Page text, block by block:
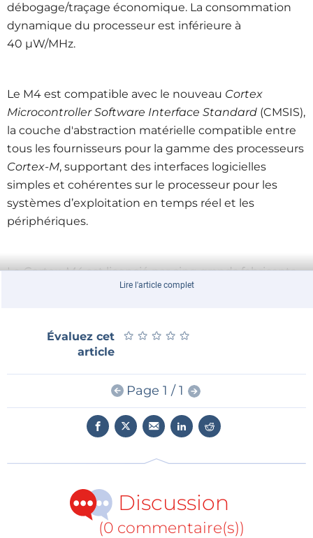
débogage/traçage économique. La consommation
dynamique du processeur est inférieure à
40 µW/MHz.
Le M4 est compatible avec le nouveau Cortex
Microcontroller Software Interface Standard (CMSIS),
la couche d'abstraction matérielle compatible entre
tous les fournisseurs pour la gamme des processeurs
Cortex-M, supportant des interfaces logicielles
simples et cohérentes sur le processeur pour les
systèmes d’exploitation en temps réel et les
périphériques.
LeCortex-M4est licencié par cinq grands fabricants
de semi-conducteurs pour microcontrôleurs, dont
Lire l'article complet
Évaluez cet
article
★ ★ ★ ★ ★
★ ★ ★ ★ ★
Page 1 / 1
Discussion
(0 commentaire(s))